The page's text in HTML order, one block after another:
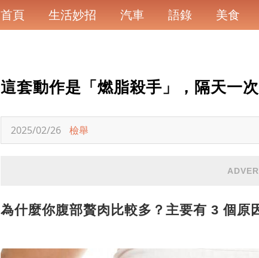
首頁 生活妙招 汽車 語錄 美食
這套動作是「燃脂殺手」，隔天一
2025/02/26 檢舉
為什麼你腹部贅肉比較多？主要有 3 個原